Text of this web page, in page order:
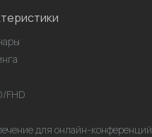
FHD
для онлайн-конференций